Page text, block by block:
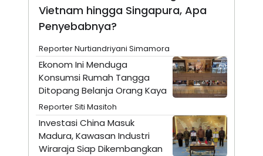
Vietnam hingga Singapura, Apa
Penyebabnya?
Reporter Nurtiandriyani Simamora
Ekonom Ini Menduga
Konsumsi Rumah Tangga
Ditopang Belanja Orang Kaya
Reporter Siti Masitoh
Investasi China Masuk
Madura, Kawasan Industri
Wiraraja Siap Dikembangkan